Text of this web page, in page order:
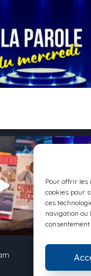
Pour offrir les
cookies pour
ces
navigation ou
0